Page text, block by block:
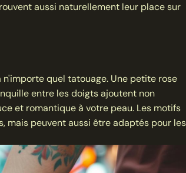
aussi naturellement leur place sur
quel tatouage. Une petite rose
entre les doigts ajoutent non
et romantique à votre peau. Les motifs
mais peuvent aussi être adaptés pour les